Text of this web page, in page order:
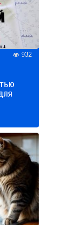
932